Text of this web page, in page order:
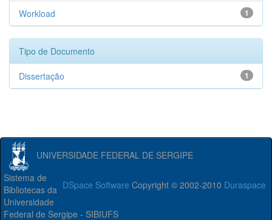
1
Workload
Tipo de Documento
1
Dissertação
UNIVERSIDADE FEDERAL DE SERGIPE
DSpace Software Copyright © 2002-2010 Duraspace
Sistema de
Bibliotecas da
Universidade
Federal de Sergipe - SIBIUFS